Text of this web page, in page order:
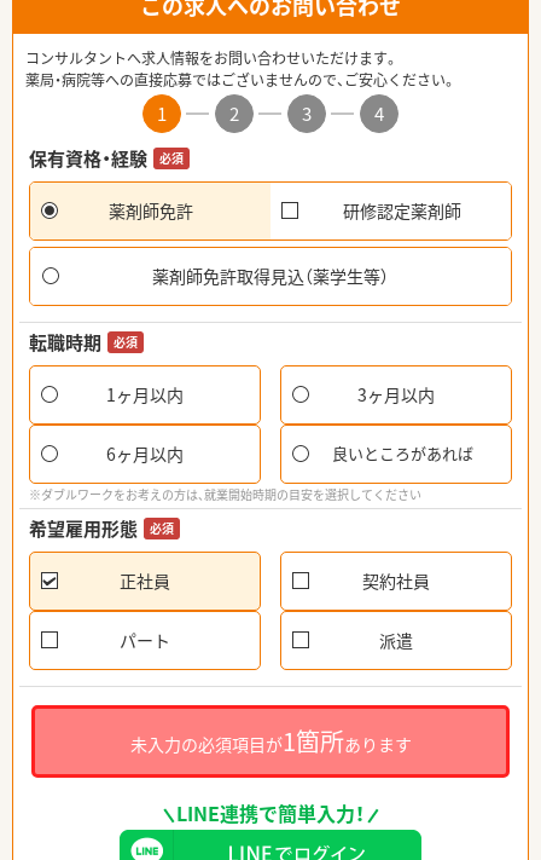
コンサルタントへ求人情報をお問い合わせいただけます。
薬局・病院等への直接応募ではございませんので、ご安心ください。
1 2 3
4
保有資格・経験
必須
薬剤師免許 研修認定薬剤師
薬剤師免許取得見込（薬学生等）
転職時期 必須
1ヶ月以内 3ヶ月以内
6ヶ月以内 良いところがあれば
※ダブルワークをお考えの方は、就業開始時期の目安を選択してください
希望雇用形態 必須
正社員 契約社員
パート 派遣
未入力の必須項目が1箇所あります
LINE連携で簡単入力！